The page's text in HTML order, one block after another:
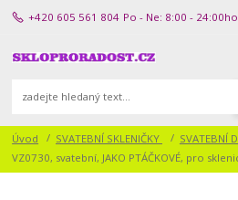
+420 605 561 804 Po - Ne: 8:00 -
Úvod SVATEBNÍ SKLENIČKY SVATEBNÍ
VZ0730, svatební, JAKO PTÁČKOVÉ, pro